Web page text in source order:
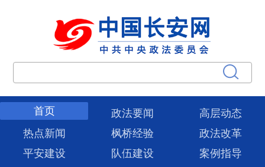
首页 政法要闻
高层动态
热点新闻
枫桥经验
政法改革
平安建设
队伍建设
案例指导